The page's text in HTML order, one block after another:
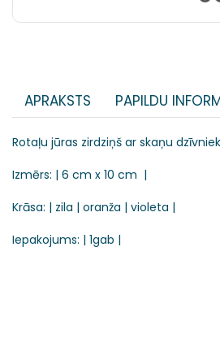
APRAKSTS PAPILDU
Rotaļu jūras zirdziņš ar skaņu
Izmērs: | 6 cm x 10 cm |
Krāsa: | zila | oranža | violeta |
Iepakojums: | 1gab |